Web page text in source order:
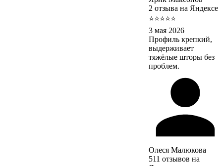
2 отзыва на Яндексе
⭐⭐⭐⭐⭐
3 мая 2026
Профиль крепкий,
выдерживает
тяжёлые шторы без
проблем.
Олеся Малюкова
511 отзывов на